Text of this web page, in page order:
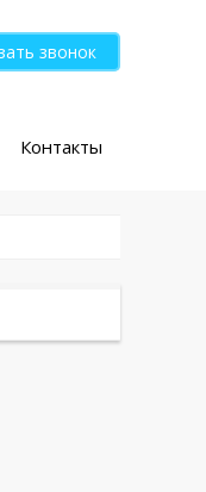
звонок
Контакты